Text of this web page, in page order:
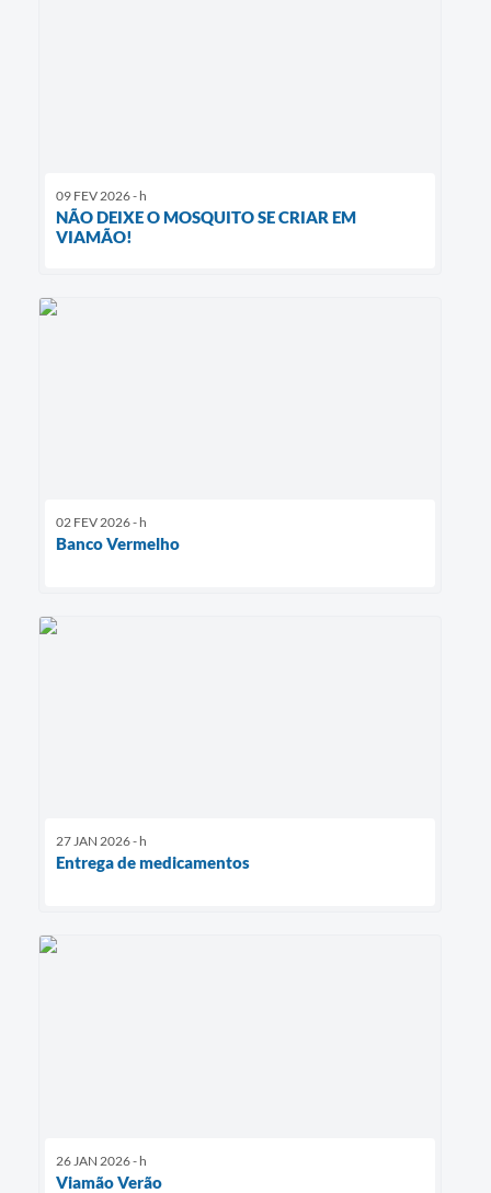
09 FEV 2026 - h
NÃO DEIXE O MOSQUITO SE CRIAR EM
VIAMÃO!
02 FEV 2026 - h
Banco Vermelho
27 JAN 2026 - h
Entrega de medicamentos
26 JAN 2026 - h
Viamão Verão